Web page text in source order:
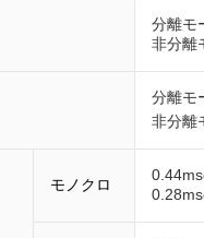
分離モ
非分離
分離モ
非分離
モノクロ